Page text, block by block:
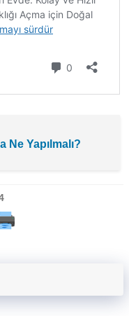
Ne Yapılmalı?